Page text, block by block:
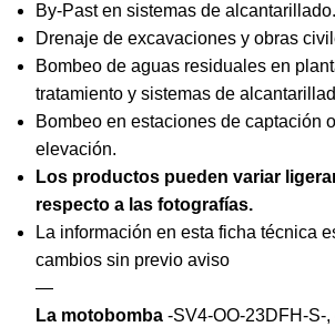
By-Past en sistemas de alcantarillado.
Drenaje de excavaciones y obras
Bombeo de aguas residuales en
tratamiento y sistemas de
Bombeo en estaciones de captación
elevación.
Los productos pueden variar
respecto a las fotografías.
La información en esta ficha técnica
cambios sin previo aviso
—
La motobomba -SV4-OO-23DFH-S-